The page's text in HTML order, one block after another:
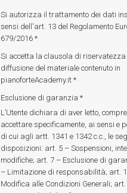
Si autorizza il trattamento dei dati
sensi dell'art. 13 del Regolamento
679/2016 *
Si accetta la clausola di riservatezza
diffusione del materiale contenuto in
pianoforteAcademy.it *
Esclusione di garanzia *
L’Utente dichiara di aver letto,
accettare specificamente, ai sensi e
di cui agli artt. 1341 e 1342 c.c., le
disposizioni: art. 5 – Sospensioni,
modifiche; art. 7 – Esclusione di
– Limitazione di responsabilità; art.
Modifica alle Condizioni Generali;